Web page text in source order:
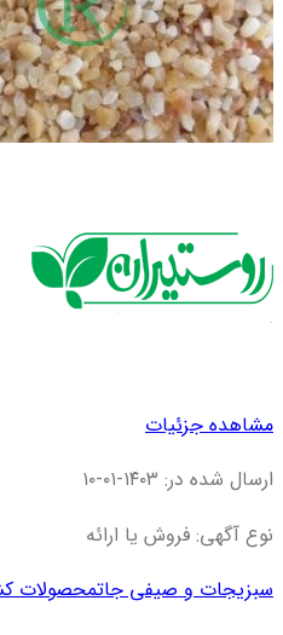
مشاهده جزئیات
ارسال شده در: ۱۴۰۳-۰۱-۱۰
نوع آگهی: فروش یا ارائه
سبزیجات و صیفی جاتمحصولات